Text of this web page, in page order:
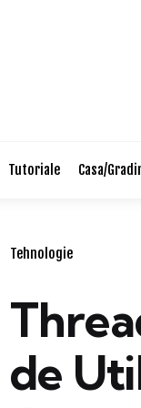
Tutoriale Casa/
Categories
Tehnologie
de